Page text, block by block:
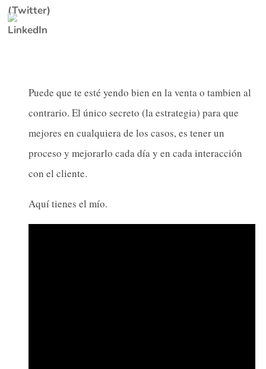
Puede que te esté yendo bien en la venta o tambien al
contrario. El único secreto (la estrategia) para que
mejores en cualquiera de los casos, es tener un
proceso y mejorarlo cada día y en cada interacción
con el cliente.
Aquí tienes el mío.